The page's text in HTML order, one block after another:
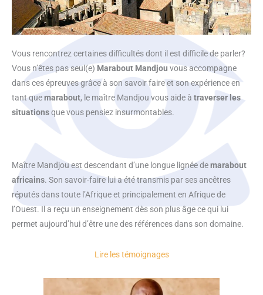
Vous rencontrez certaines difficultés dont il est difficile de parler?
Vous n’êtes pas seul(e) Marabout Mandjou vous accompagne
dans ces épreuves grâce à son savoir faire et son expérience en
tant quemarabout, le maître Mandjou vous aide à traverser les
situationsque vous pensiez insurmontables.
Maître Mandjou est descendant d’une longue lignée demarabout
africains. Son savoir-faire lui a été transmis par ses ancêtres
réputés dans toute l’Afrique et principalement en Afrique de
l’Ouest. Il a reçu un enseignement dès son plus âge ce qui lui
permet aujourd’hui d’être une des références dans son domaine.
Lire les témoignages